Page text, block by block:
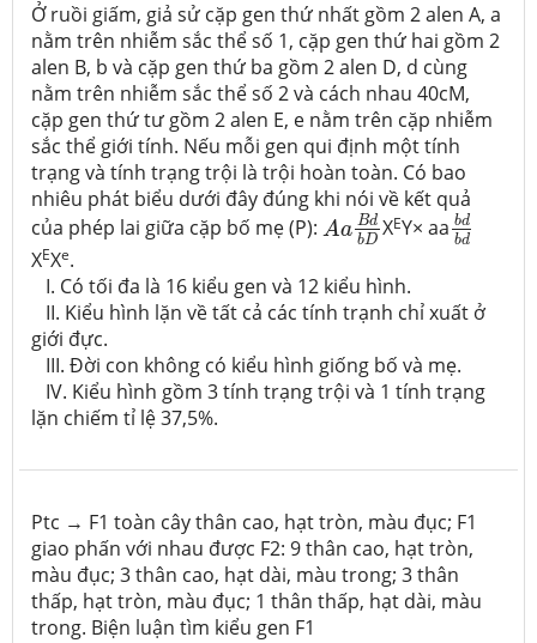
Ở ruồi giấm, giả sử cặp gen thứ nhất gồm 2 alen A, a
nằm trên nhiễm sắc thể số 1, cặp gen thứ hai gồm 2
alen B, b và cặp gen thứ ba gồm 2 alen D, d cùng
nằm trên nhiễm sắc thể số 2 và cách nhau 40cM,
cặp gen thứ tư gồm 2 alen E, e nằm trên cặp nhiễm
sắc thể giới tính. Nếu mỗi gen qui định một tính
trạng và tính trạng trội là trội hoàn toàn. Có bao
nhiêu phát biểu dưới đây đúng khi nói về kết quả
của phép lai giữa cặp bố mẹ (P): Aa Bd
bD
AaBdbD
XEY× aa bd
bd
bd
XEXe.
I. Có tối đa là 16 kiểu gen và 12 kiểu hình.
II. Kiểu hình lặn về tất cả các tính trạnh chỉ xuất ở
giới đực.
III. Đời con không có kiểu hình giống bố và mẹ.
IV. Kiểu hình gồm 3 tính trạng trội và 1 tính trạng
lặn chiếm tỉ lệ 37,5%.
Ptc → F1 toàn cây thân cao, hạt tròn, màu đục; F1
giao phấn với nhau được F2: 9 thân cao, hạt tròn,
màu đục; 3 thân cao, hạt dài, màu trong; 3 thân
thấp, hạt tròn, màu đục; 1 thân thấp, hạt dài, màu
trong. Biện luận tìm kiểu gen F1